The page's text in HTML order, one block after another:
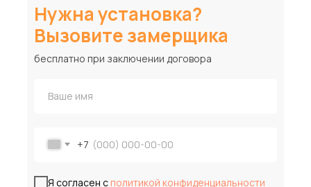
Нужна установка?
Вызовите замерщика
+7
Я согласен с политикой конфиденциальности
бесплатно при заключении договора